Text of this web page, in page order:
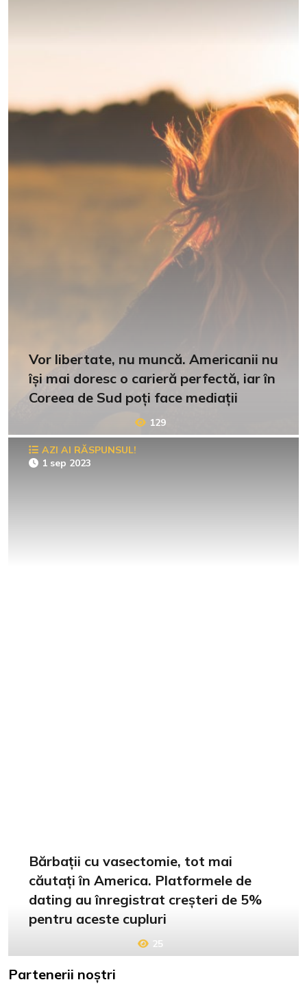
Vor libertate, nu muncă. Americanii nu
își mai doresc o carieră perfectă, iar în
Coreea de Sud poți face mediații
129
AZI AI RĂSPUNSUL!
1 sep 2023
Bărbații cu vasectomie, tot mai
căutați în America. Platformele de
dating au înregistrat creșteri de 5%
pentru aceste cupluri
25
Partenerii noștri